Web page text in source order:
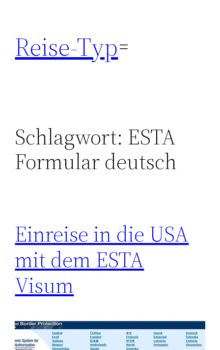
springen
Reise-Typ
Schlagwort: ESTA
Formular deutsch
Einreise in die USA
mit dem ESTA
Visum